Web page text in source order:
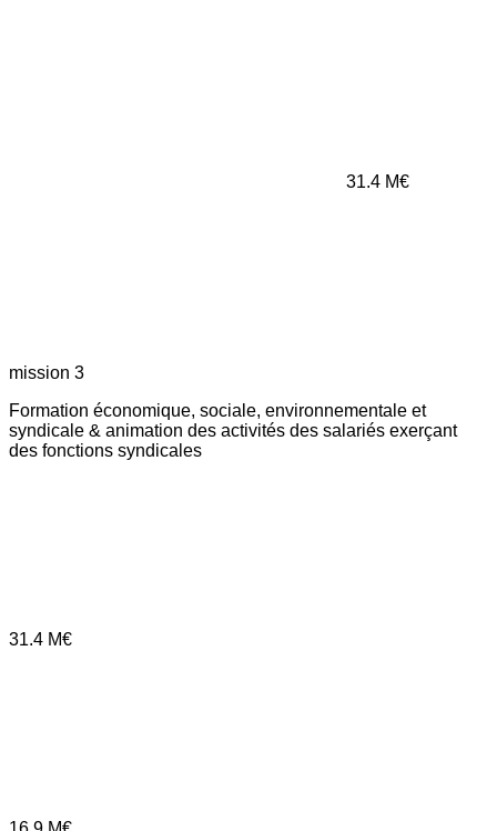
31.4 M€
mission 3
Formation économique, sociale, environnementale et
syndicale & animation des activités des salariés exerçant
des fonctions syndicales
31.4 M€